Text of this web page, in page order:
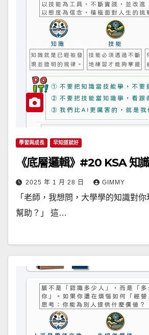
學習與成長 早知道就好
《底層邏輯》#20 KSA 知
2025 年 1 月 28 日 GIMMY
「老師，我想問，大學學的知識對
幫助？」 這…